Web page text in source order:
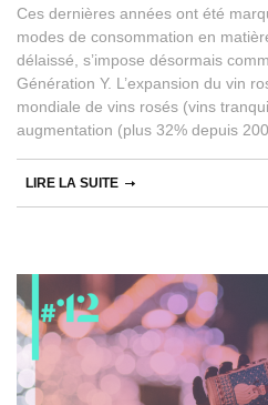
Ces dernières années ont été
modes de consommation en
délaissé, s’impose désormais
Génération Y. L’expansion du
mondiale de vins rosés (vins
augmentation (plus 32% depuis
LIRE LA SUITE